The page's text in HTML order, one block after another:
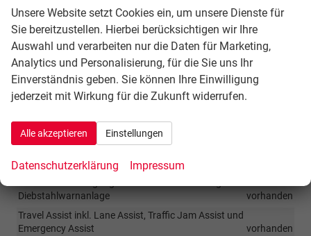
Front Cross Traffic Assist
vorhanden
Isofix-Vorbereitung (Halterungen zur Befestigung von 2
Kindersitzen auf der Rückbank)
vorhanden
Kopfairbagsystem inkl. Seitenairbags für Vorder- und Rücksitze
sowie Centerairbag vorne
Memory-Funktion in Verbindung mit Park Assist Plus
Park Assist Pro
Regensensor
Reifendruckanzeige
Diebstahlwarnanlage
vorhanden
Travel Assist inkl. Lane Assist, Traffic Jam Assist und
Emergency Assist
vorhanden
Unsere Website setzt Cookies ein, um unsere Dienste für
Sie bereitzustellen. Hierbei berücksichtigen wir Ihre
Auswahl und verarbeiten nur die Daten für Marketing,
Analytics und Personalisierung, für die Sie uns Ihr
Einverständnis geben. Sie können Ihre Einwilligung
jederzeit mit Wirkung für die Zukunft widerrufen.
Alle akzeptieren Einstellungen
Datenschutzerklärung Impressum